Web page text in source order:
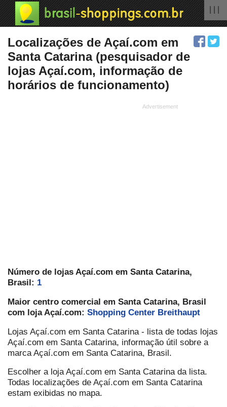
Localizações de Açaí.com em
Santa Catarina (pesquisador de
lojas Açaí.com, informação de
horários de funcionamento)
Número de lojas Açaí.com em Santa Catarina,
Brasil: 1
Maior centro comercial em Santa Catarina, Brasil
com loja Açaí.com: Shopping Center Breithaupt
Lojas Açaí.com em Santa Catarina - lista de todas lojas
Açaí.com em Santa Catarina, informação útil sobre a
marca Açaí.com em Santa Catarina, Brasil.
Escolher a loja Açaí.com em Santa Catarina da lista.
Todas localizações de Açaí.com em Santa Catarina
estam exibidas no mapa.